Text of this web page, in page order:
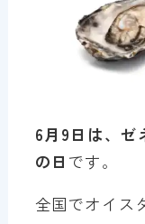
6月9日は、ゼ
の日 です。
全国でオイス